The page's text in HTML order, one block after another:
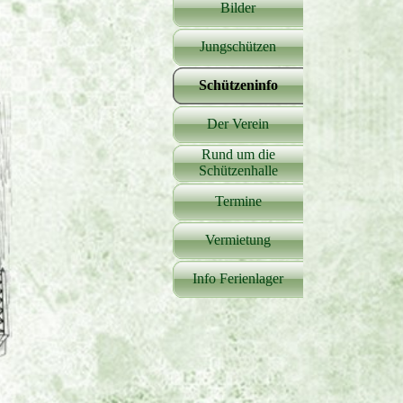
Bilder ▼
Jungschützen
Schützeninfo
Der Verein
Rund um die
Schützenhalle
Termine
Vermietung
Info Ferienlager